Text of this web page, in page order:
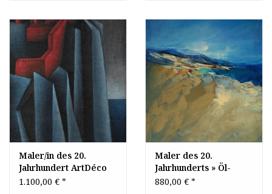
Stillleben
Maler/in des 20.
Jahrhundert ArtDéco
Kubismus Surrealismus
1.100,00 € *
Maler des 20.
Jahrhunderts » Öl-
Gemälde Moderne
880,00 € *